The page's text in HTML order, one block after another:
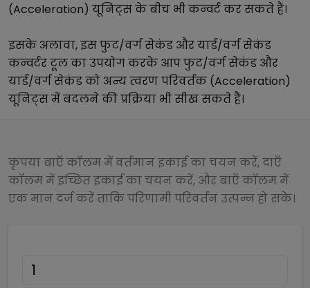
(Acceleration) यूनिट्स के बीच भी कन्वर्ट कर सकते हैं।
इसके अलावा, इसफुट/वर्ग सेकंड औरयार्ड/वर्ग सेकंड
कन्वर्टर टूल का उपयोग करके आपफुट/वर्ग सेकंड और
यार्ड/वर्ग सेकंडको अन्यत्वरण परिवर्तक (Acceleration)
यूनिट्स में बदलने की प्रक्रिया भी सीख सकते हैं।
कृपया बाएँ कॉलम में वर्तमान इकाई का चयन करें, दाएँ
कॉलम में इच्छित इकाई का चयन करें, और बाएँ कॉलम में
एक मान दर्ज करें ताकि परिणामी परिवर्तन उत्पन्न हो सके।